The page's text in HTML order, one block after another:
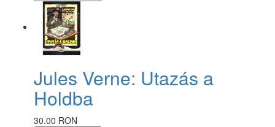
Jules Verne: Utazás a
Holdba
30.00 RON